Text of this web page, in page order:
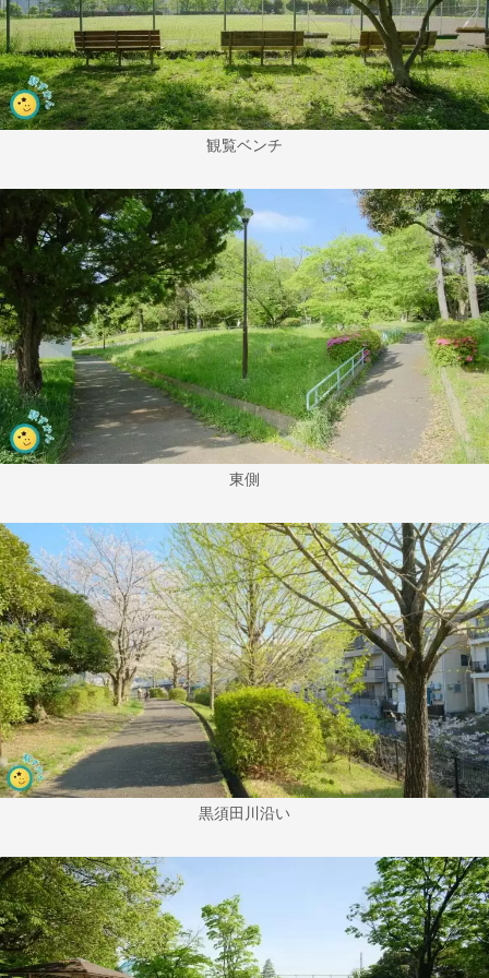
観覧ベンチ
東側
黒須田川沿い